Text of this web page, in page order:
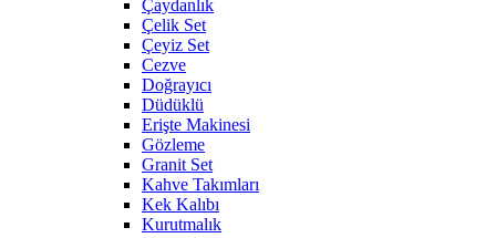
Çaydanlık
Çelik Set
Çeyiz Set
Cezve
Doğrayıcı
Düdüklü
Erişte Makinesi
Gözleme
Granit Set
Kahve Takımları
Kek Kalıbı
Kurutmalık